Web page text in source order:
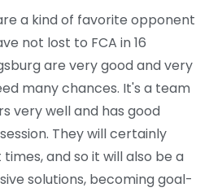
a kind of favorite opponent
not lost to FCA in 16
are very good and very
many chances. It's a team
very well and has good
They will certainly
and so it will also be a
solutions, becoming goal-